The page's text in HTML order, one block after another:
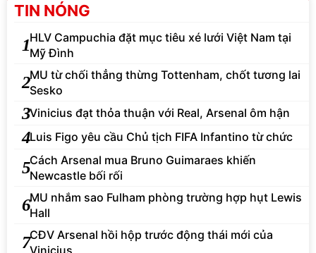
TIN NÓNG
1HLV Campuchia đặt mục tiêu xé lưới Việt Nam tại
Mỹ Đình
2MU từ chối thẳng thừng Tottenham, chốt tương lai
Sesko
3Vinicius đạt thỏa thuận với Real, Arsenal ôm hận
4Luis Figo yêu cầu Chủ tịch FIFA Infantino từ chức
5Cách Arsenal mua Bruno Guimaraes khiến
Newcastle bối rối
6MU nhắm sao Fulham phòng trường hợp hụt Lewis
Hall
7CĐV Arsenal hồi hộp trước động thái mới của
Vinicius